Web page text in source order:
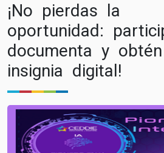
¡No pierdas la
oportunidad:
documenta y
insignia digital!
Image